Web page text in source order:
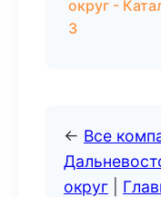
округ -
3
← Все
округ